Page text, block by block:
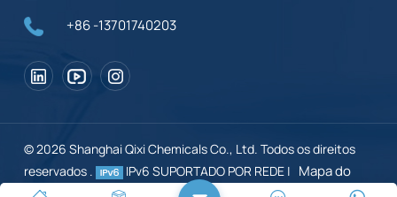
+86 -13701740203
© 2026 Shanghai Qixi Chemicals Co., Ltd. Todos os direitos
reservados .
IPv6 SUPORTADO POR REDE | Mapa do
site
Blogue política de Privacidade